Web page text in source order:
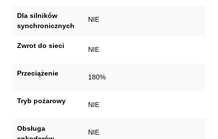
Dla silników
synchronicznych
NIE
Zwrot do sieci NIE
Przeciążenie 180%
Tryb pożarowy NIE
Obsługa
NIE